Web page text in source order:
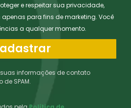
e respeitar sua privacidade,
para fins de marketing. Você
a qualquer momento.
informações de contato
SPAM.